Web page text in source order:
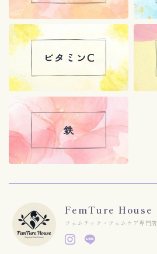
FemTure House
フェムテック・フェムケア専門店